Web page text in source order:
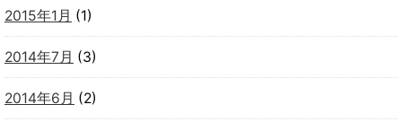
2015年1月 (1)
2014年7月 (3)
2014年6月 (2)